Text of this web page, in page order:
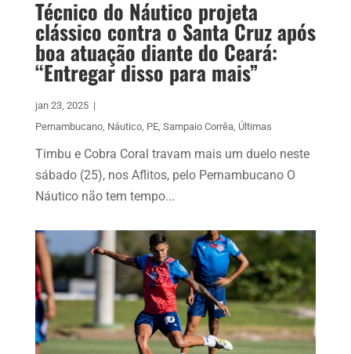
Técnico do Náutico projeta
clássico contra o Santa Cruz após
boa atuação diante do Ceará:
“Entregar disso para mais”
jan 23, 2025 |
Pernambucano, Náutico, PE, Sampaio Corrêa, Últimas
Timbu e Cobra Coral travam mais um duelo neste
sábado (25), nos Aflitos, pelo Pernambucano O
Náutico não tem tempo...